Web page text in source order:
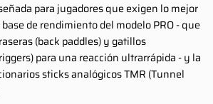
para jugadores que exigen lo mejor
de rendimiento del modelo PRO - que
(back paddles) y gatillos
para una reacción ultrarrápida - y la
sticks analógicos TMR (Tunnel